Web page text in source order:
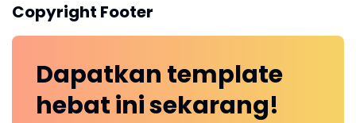
Copyright Footer
Dapatkan template
hebat inisekarang!